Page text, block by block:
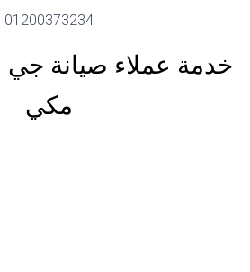
01200373234
خدمة عملاء صيانة
مكي